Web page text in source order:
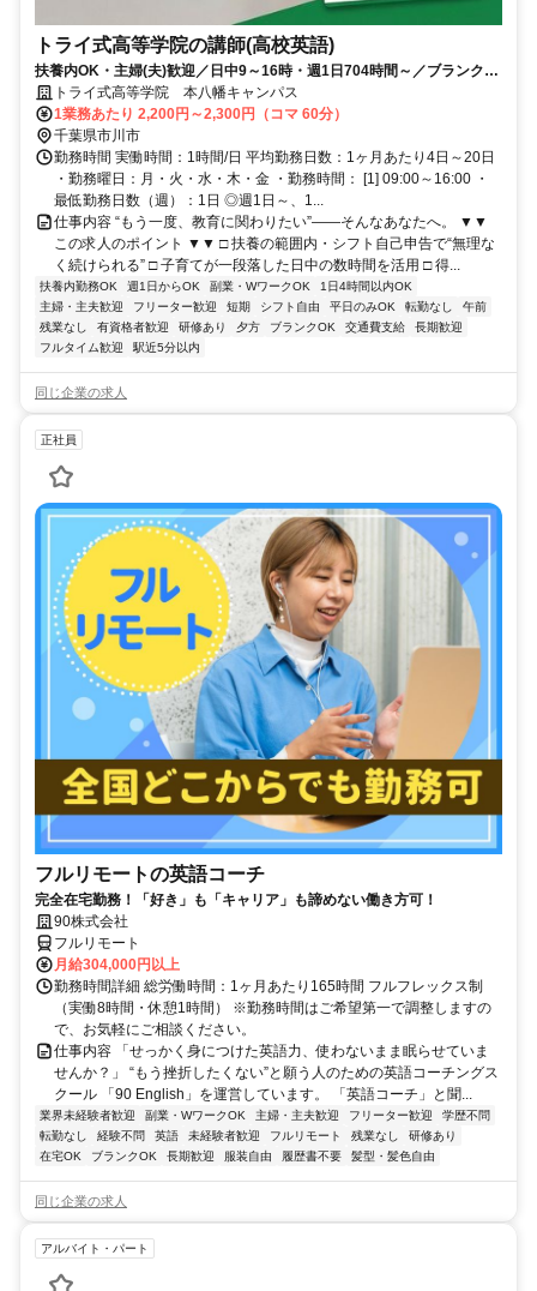
トライ式高等学院の講師(高校英語)
扶養内OK・主婦(夫)歓迎／日中9～16時・週1日704時間～／ブランク明
けの再スタート歓迎
トライ式高等学院 本八幡キャンパス
1業務あたり 2,200円～2,300円（コマ 60分）
千葉県市川市
勤務時間 実働時間：1時間/日 平均勤務日数：1ヶ月あたり4日～20日
・勤務曜日：月・火・水・木・金 ・勤務時間： [1] 09:00～16:00 ・
最低勤務日数（週）：1日 ◎週1日～、1...
仕事内容 “もう一度、教育に関わりたい”――そんなあなたへ。 ▼▼
この求人のポイント ▼▼ □ 扶養の範囲内・シフト自己申告で“無理な
く続けられる” □ 子育てが一段落した日中の数時間を活用 □ 得...
扶養内勤務OK 週1日からOK 副業・WワークOK
1日4時間以内OK
主婦・主夫歓迎
フリーター歓迎 短期 シフト自由 平日のみOK 転勤なし
午前
残業なし
有資格者歓迎 研修あり 夕方 ブランクOK 交通費支給
長期歓迎
フルタイム歓迎
駅近5分以内
同じ企業の求人
正社員
フルリモートの英語コーチ
完全在宅勤務！「好き」も「キャリア」も諦めない働き方可！
90株式会社
フルリモート
月給304,000円以上
勤務時間詳細 総労働時間：1ヶ月あたり165時間 フルフレックス制
（実働8時間・休憩1時間） ※勤務時間はご希望第一で調整しますの
で、お気軽にご相談ください。
仕事内容 「せっかく身につけた英語力、使わないまま眠らせていま
せんか？」 “もう挫折したくない”と願う人のための英語コーチングス
クール 「90 English」を運営しています。 「英語コーチ」と聞...
業界未経験者歓迎 副業・WワークOK 主婦・主夫歓迎 フリーター歓迎
学歴不問
転勤なし
経験不問 英語 未経験者歓迎 フルリモート 残業なし
研修あり
在宅OK
ブランクOK 長期歓迎 服装自由 履歴書不要 髪型・髪色自由
同じ企業の求人
アルバイト・パート